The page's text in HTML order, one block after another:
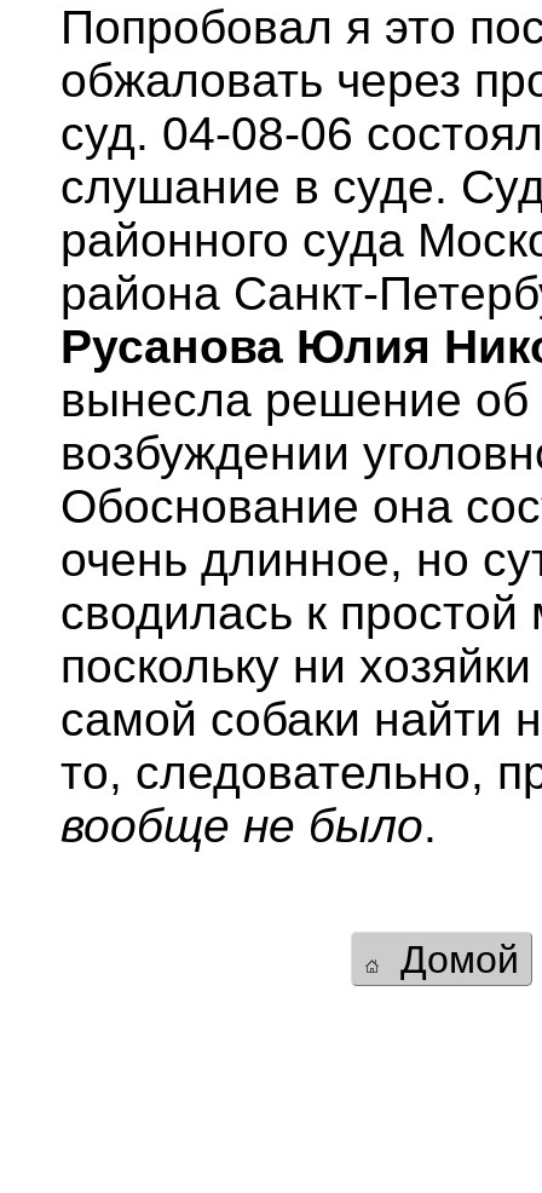
Попробовал я это
обжаловать через
суд. 04-08-06
слушание в суде.
районного суда
района Санкт-
Русанова Юлия
вынесла решение об
возбуждении
Обоснование она
очень длинное, но
сводилась к
поскольку ни
самой собаки найти
то, следовательно,
вообще не было.
Домой